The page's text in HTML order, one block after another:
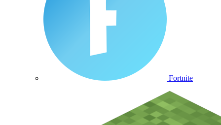
Fortnite